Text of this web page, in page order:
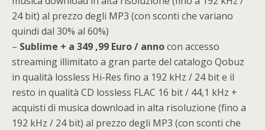
24 bit) al prezzo degli MP3 (con sconti che variano
quindi dal 30% al 60%)
– Sublime + a 349 ,99 Euro / annocon accesso
streaming illimitato a gran parte del catalogo Qobuz
in qualità lossless Hi-Res fino a 192 kHz / 24 bit e il
resto in qualità CD lossless FLAC 16 bit / 44,1 kHz +
acquisti di musica download in alta risoluzione (fino a
192 kHz / 24 bit) al prezzo degli MP3 (con sconti che